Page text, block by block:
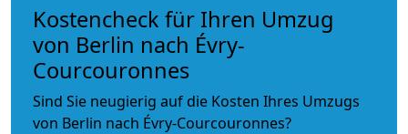
Kostencheck für Ihren Umzug
von Berlin nach Évry-
Courcouronnes
Sind Sie neugierig auf die Kosten Ihres Umzugs
von Berlin nach Évry-Courcouronnes?